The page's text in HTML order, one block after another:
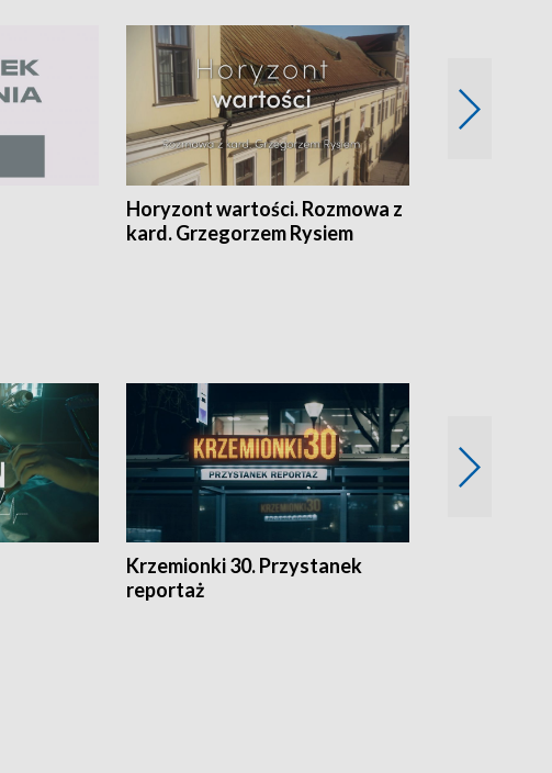
Horyzont wartości. Rozmowa z
kard. Grzegorzem Rysiem
Krzemionki 30. Przystanek
reportaż